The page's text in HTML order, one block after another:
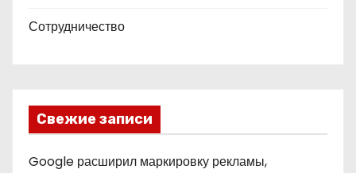
Сотрудничество
Свежие записи
Google расширил маркировку рекламы,